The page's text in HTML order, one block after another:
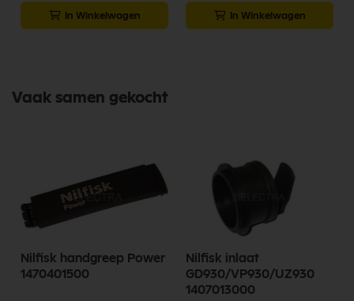
In Winkelwagen In Winkelwagen
Vaak samen gekocht
Nilfisk handgreep Power
1470401500
Nilfisk inlaat
GD930/VP930/UZ930
1407013000